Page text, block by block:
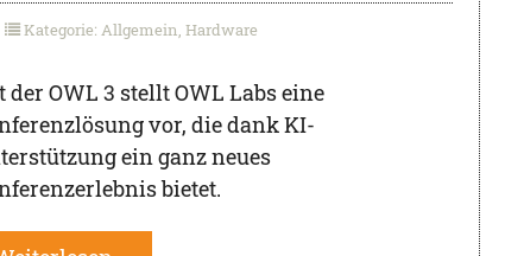
Kategorie: Allgemein, Hardware
der OWL 3 stellt OWL Labs eine
vor, die dank KI-
ein ganz neues
bietet.